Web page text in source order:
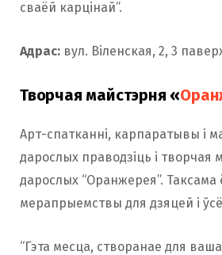
сваёй карцінай”.
Адрас: вул. Віленская, 2, 3
Творчая майстэрня «
Арт-спатканні, карпаратывы і
дарослых праводзіць і творчая
дарослых “Оранжерея”. Таксама
мерапрыемствы для дзяцей і
“Гэта месца, створанае для